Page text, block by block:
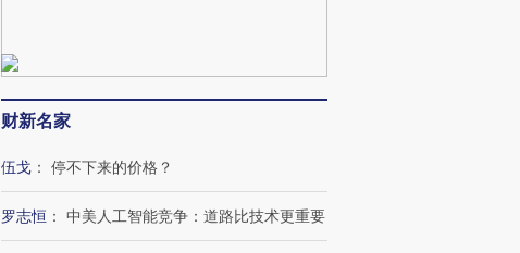
财新名家
伍戈 ： 停不下来的价格？
罗志恒 ： 中美人工智能竞争：道路比技术更重要